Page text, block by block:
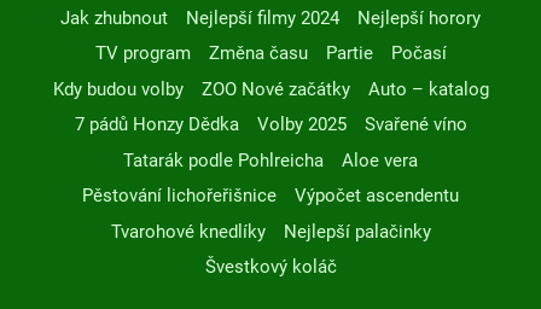
Jak zhubnout Nejlepší filmy 2024
Nejlepší horory
TV program
Změna času Partie
Počasí
Kdy budou volby
ZOO Nové začátky
Auto – katalog
7 pádů Honzy Dědka
Volby 2025
Svařené víno
Tatarák podle Pohlreicha
Aloe vera
Pěstování lichořeřišnice
Výpočet ascendentu
Tvarohové knedlíky
Nejlepší palačinky
Švestkový koláč